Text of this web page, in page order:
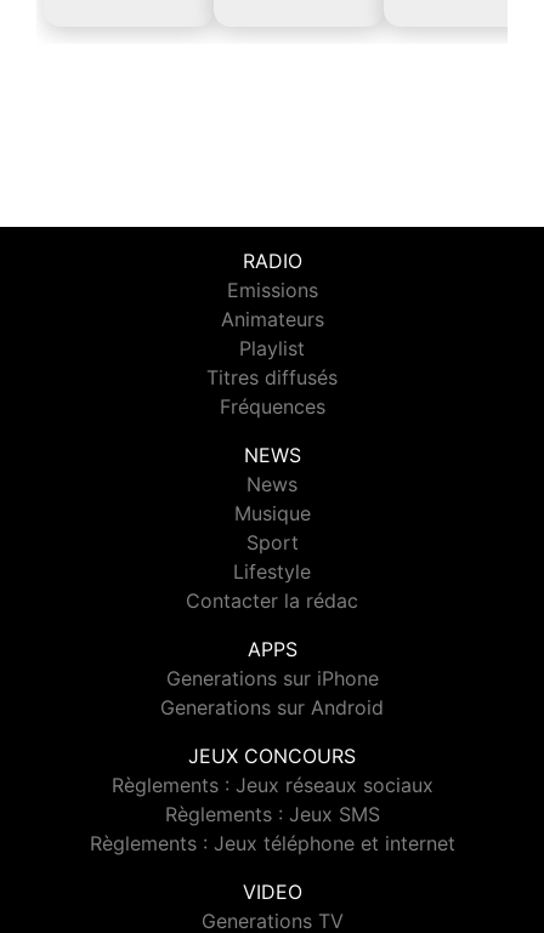
RADIO
Emissions
Animateurs
Playlist
Titres diffusés
Fréquences
NEWS
News
Musique
Sport
Lifestyle
Contacter la rédac
APPS
Generations sur iPhone
Generations sur Android
JEUX CONCOURS
Règlements : Jeux réseaux sociaux
Règlements : Jeux SMS
Règlements : Jeux téléphone et internet
VIDEO
Generations TV